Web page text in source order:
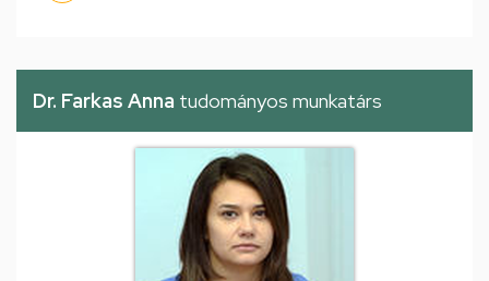
Dr. Farkas Anna tudományos munkatárs